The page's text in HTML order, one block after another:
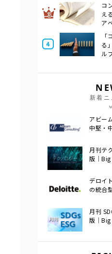
コ
え
ア
る
ル
新着ニ
アビー
中堅・
月刊テ
版｜
デロイ
の統合
月刊
版｜Big